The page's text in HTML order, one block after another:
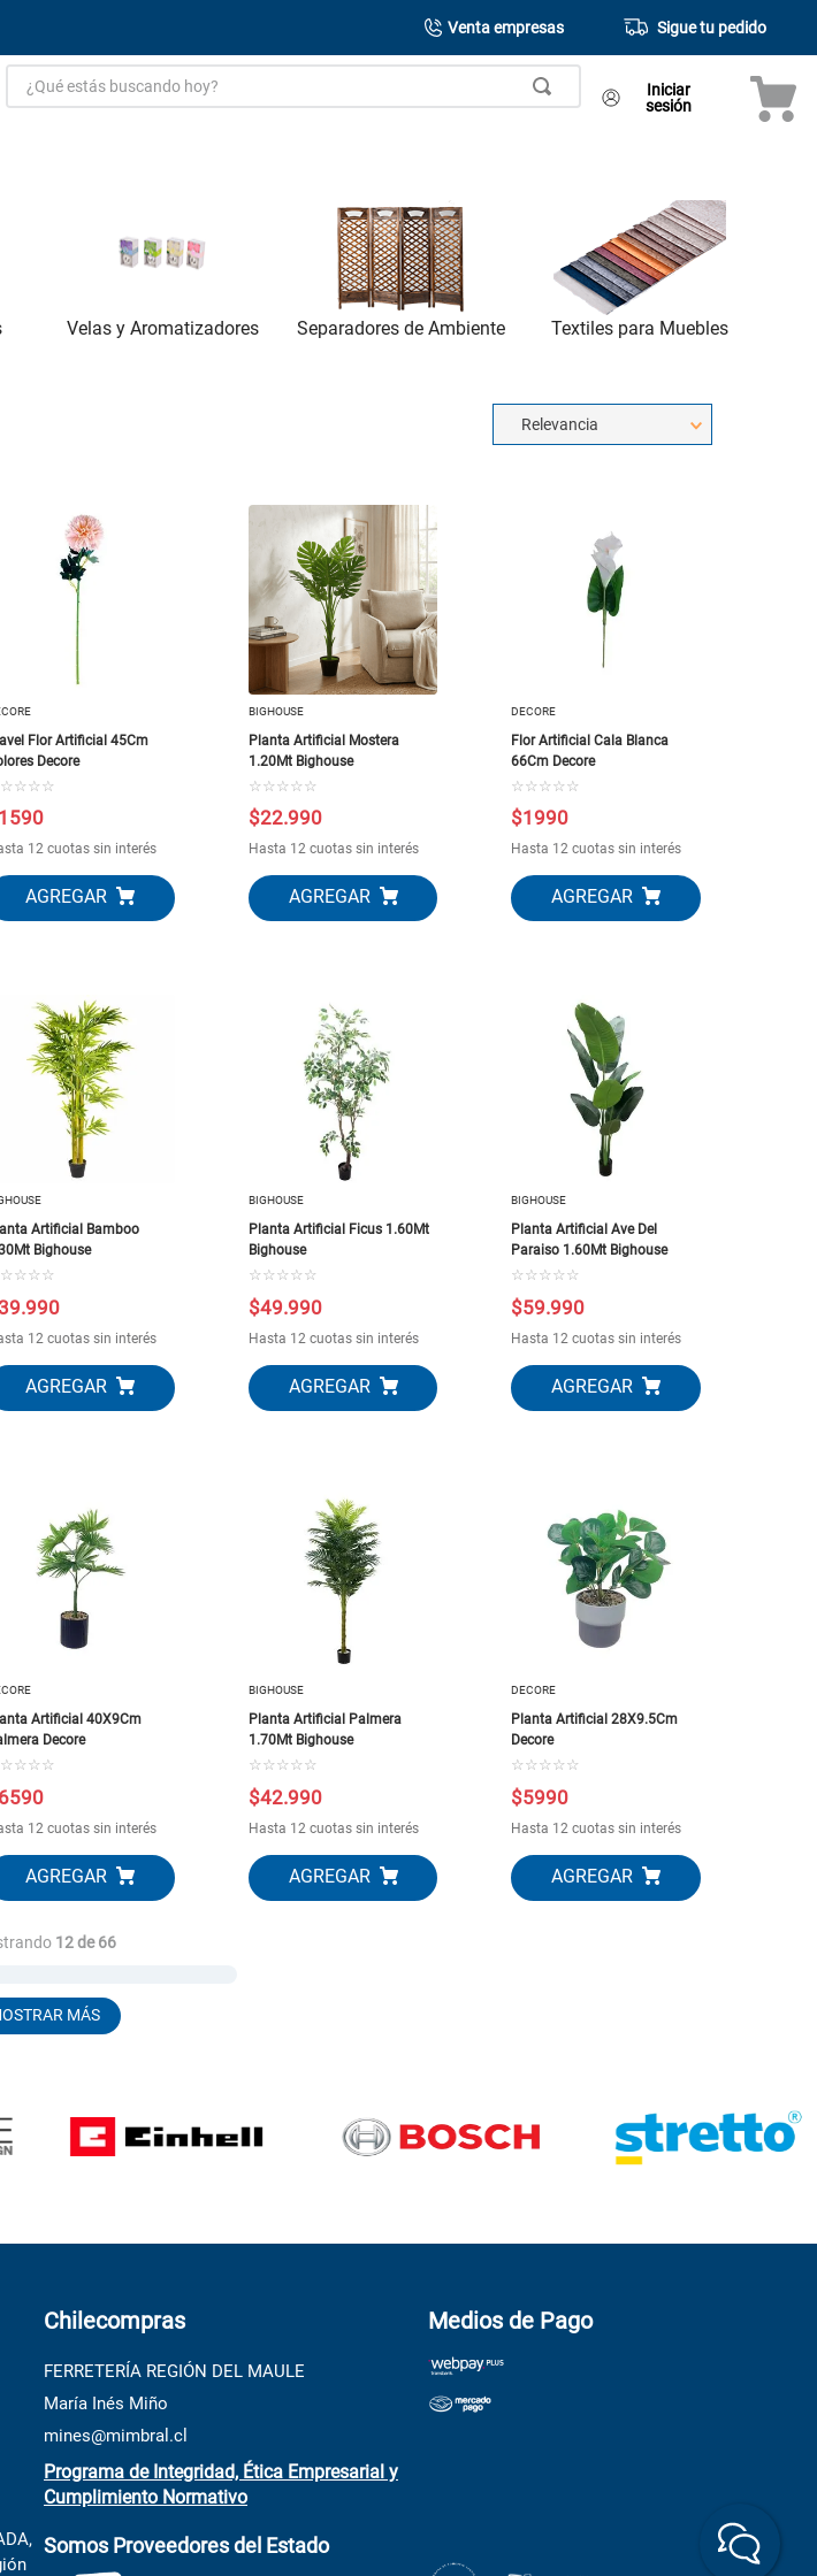
Venta empresas Sigue tu pedido
¿Qué estás buscando hoy?
Iniciar
sesión
Velas y Aromatizadores Separadores de Ambiente Textiles para Muebles
Relevancia
Flor Artificial 45Cm
Decore
☆ ☆ ☆ ☆
12 cuotas sin interés
BIGHOUSE
Planta Artificial Mostera
1.20Mt Bighouse
☆ ☆ ☆ ☆ ☆
$22.990
Hasta 12 cuotas sin interés
DECORE
Flor Artificial Cala Blanca
66Cm Decore
☆ ☆ ☆ ☆ ☆
$1990
Hasta 12 cuotas sin interés
Artificial Bamboo
Bighouse
☆ ☆ ☆ ☆
.990
12 cuotas sin interés
BIGHOUSE
Planta Artificial Ficus 1.60Mt
Bighouse
☆ ☆ ☆ ☆ ☆
$49.990
Hasta 12 cuotas sin interés
BIGHOUSE
Planta Artificial Ave Del
Paraiso 1.60Mt Bighouse
☆ ☆ ☆ ☆ ☆
$59.990
Hasta 12 cuotas sin interés
Artificial 40X9Cm
Decore
☆ ☆ ☆ ☆
12 cuotas sin interés
BIGHOUSE
Planta Artificial Palmera
1.70Mt Bighouse
☆ ☆ ☆ ☆ ☆
$42.990
Hasta 12 cuotas sin interés
DECORE
Planta Artificial 28X9.5Cm
Decore
☆ ☆ ☆ ☆ ☆
$5990
Hasta 12 cuotas sin interés
12 de 66
MÁS
Chilecompras
FERRETERÍA REGIÓN DEL MAULE
María Inés Miño
mines@mimbral.cl
Programa de Integridad, Ética Empresarial y
Cumplimiento Normativo
Somos Proveedores del Estado
Medios de Pago